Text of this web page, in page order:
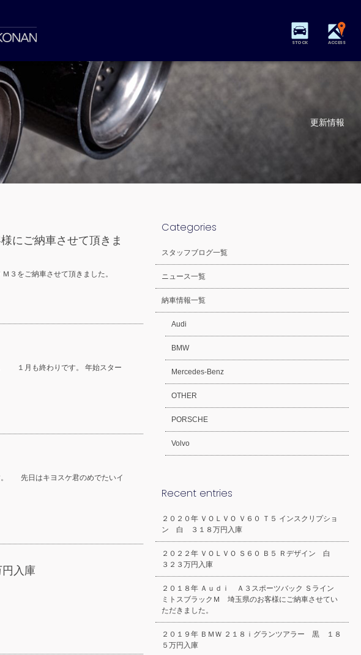
STOCK ACCESS
更新情報
にご納車させて頂きま
３をご納車させて頂きました。
１月も終わりです。 年始スター
。 先日はキヨスケ君のめでたいイ
入庫
Categories
スタッフブログ一覧
ニュース一覧
納車情報一覧
Audi
BMW
Mercedes-Benz
OTHER
PORSCHE
Volvo
Recent entries
２０２０年 ＶＯＬＶＯ Ｖ６０ Ｔ５ インスクリプショ
ン 白 ３１８万円入庫
２０２２年 ＶＯＬＶＯ Ｓ６０ Ｂ５ Ｒデザイン 白
３２３万円入庫
２０１８年 Ａｕｄｉ Ａ３スポーツバック Ｓライン
ミトスブラックＭ 埼玉県のお客様にご納車させてい
ただきました。
２０１９年 ＢＭＷ ２１８ｉグランツアラー 黒 １８
５万円入庫